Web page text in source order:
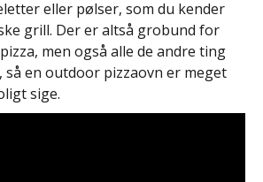
eller pølser, som du kender
grill. Der er altså grobund for
men også alle de andre ting
så en outdoor pizzaovn er meget
sige.